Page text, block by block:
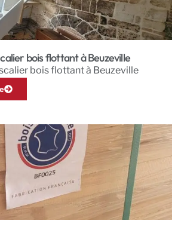
bois flottant à Beuzeville
bois flottant à Beuzeville